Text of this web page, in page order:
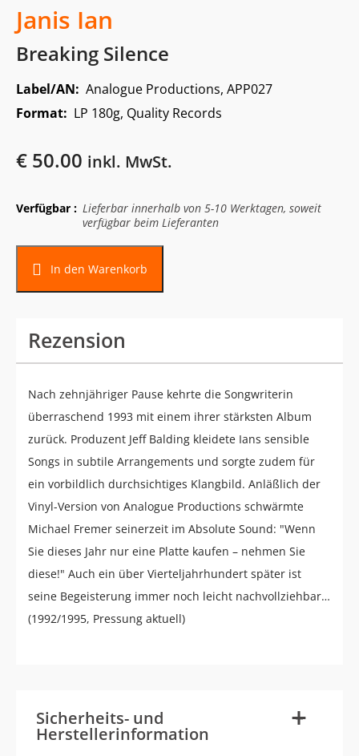
Janis Ian
Breaking Silence
Label/AN: Analogue Productions, APP027
Format: LP 180g, Quality Records
€ 50.00 inkl. MwSt.
Verfügbar : Lieferbar innerhalb von 5-10 Werktagen, soweit
verfügbar beim Lieferanten
In den Warenkorb
Rezension
Nach zehnjähriger Pause kehrte die Songwriterin
überraschend 1993 mit einem ihrer stärksten Album
zurück. Produzent Jeff Balding kleidete Ians sensible
Songs in subtile Arrangements und sorgte zudem für
ein vorbildlich durchsichtiges Klangbild. Anläßlich der
Vinyl-Version von Analogue Productions schwärmte
Michael Fremer seinerzeit im Absolute Sound: "Wenn
Sie dieses Jahr nur eine Platte kaufen – nehmen Sie
diese!" Auch ein über Vierteljahrhundert später ist
seine Begeisterung immer noch leicht nachvollziehbar…
(1992/1995, Pressung aktuell)
Sicherheits- und
Herstellerinformation +
-